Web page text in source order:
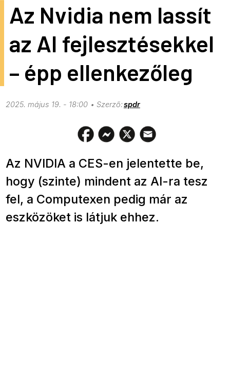
Az Nvidia nem lassít
az AI fejlesztésekkel
– épp ellenkezőleg
2025. május 19. - 18:00 spdr
Az NVIDIA a CES-en jelentette be,
hogy (szinte) mindent az AI-ra tesz
fel, a Computexen pedig már az
eszközöket is látjuk ehhez.